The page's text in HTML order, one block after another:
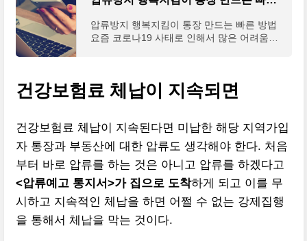
압류방지 행복지킴이 통장 만드는 빠른 방법
요즘 코로나19 사태로 인해서 많은 어려움을
건강보험료 체납이 지속되면
건강보험료 체납이 지속된다면 미납한 해당 지역가입
자 통장과 부동산에 대한 압류도 생각해야 한다. 처음
부터 바로 압류를 하는 것은 아니고 압류를 하겠다고
<압류예고 통지서>가 집으로 도착하게 되고 이를 무
시하고 지속적인 체납을 하면 어쩔 수 없는 강제집행
을 통해서 체납을 막는 것이다.